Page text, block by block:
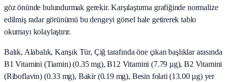
göz önünde bulundurmak gerekir. Karşılaştırma grafiğinde normalize
edilmiş radar görünümü bu dengeyi görsel hale getirerek tablo
okumayı kolaylaştırır.
Balık, Alabalık, Karışık Tür, Çiğ tarafında öne çıkan başlıklar arasında
B1 Vitamini (Tiamin) (0.35 mg), B12 Vitamini (7.79 µg), B2 Vitamini
(Riboflavin) (0.33 mg), Bakir (0.19 mg), Besin folati (13.00 µg) yer